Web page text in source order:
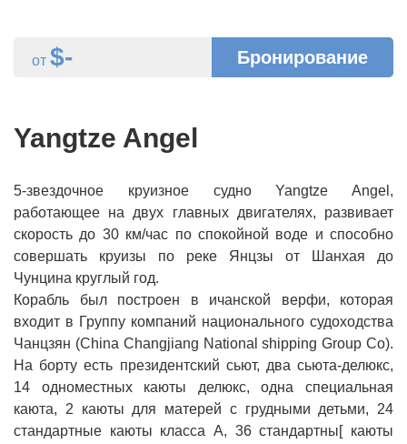
Бронирование
от $-
Yangtze Angel
5-звездочное круизное судно Yangtze Angel,
работающее на двух главных двигателях, развивает
скорость до 30 км/час по спокойной воде и способно
совершать круизы по реке Янцзы от Шанхая до
Чунцина круглый год.
Корабль был построен в ичанской верфи, которая
входит в Группу компаний национального судоходства
Чанцзян (China Changjiang National shipping Group Co).
На борту есть президентский сьют, два сьюта-делюкс,
14 одноместных каюты делюкс, одна специальная
каюта, 2 каюты для матерей с грудными детьми, 24
стандартные каюты класса А, 36 стандартны[ каюты